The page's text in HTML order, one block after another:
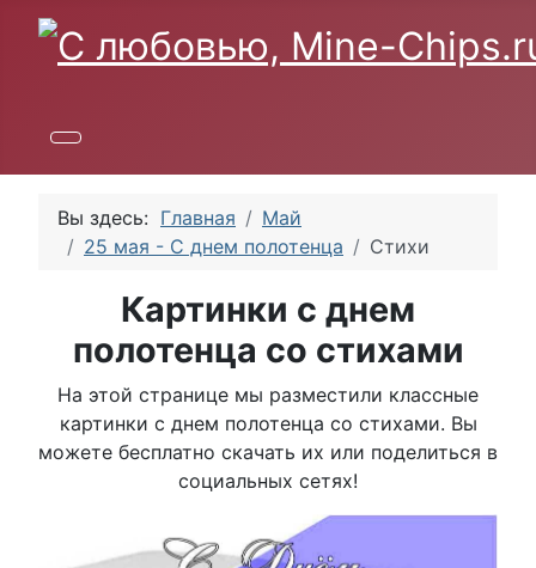
Вы здесь: Главная
Май
25 мая - С днем полотенца
Стихи
Картинки с днем
полотенца со стихами
На этой странице мы разместили классные
картинки с днем полотенца со стихами. Вы
можете бесплатно скачать их или поделиться в
социальных сетях!